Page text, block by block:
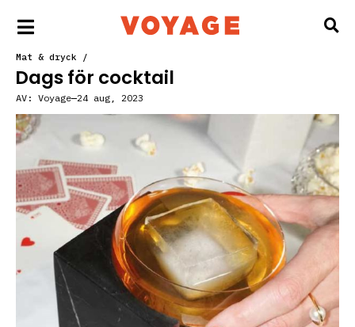
Mat & dryck /
Dags för cocktail
AV: Voyage 24 aug, 2023